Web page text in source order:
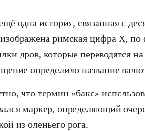
одна история, связанная с
римская цифра Х,
дров, которые переводятся
определило название
что термин «бакс»
маркер, определяющий
из оленьего рога.